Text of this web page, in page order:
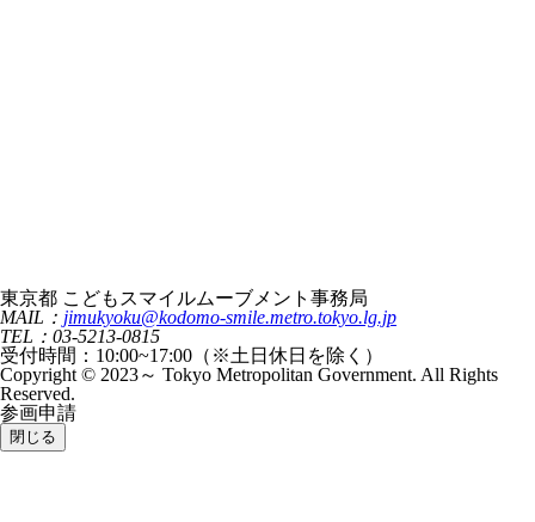
東京都 こどもスマイルムーブメント事務局
MAIL： jimukyoku@kodomo-smile.metro.tokyo.lg.jp
TEL：03-5213-0815
受付時間：10:00~17:00（※土日休日を除く）
Copyright © 2023～ Tokyo Metropolitan Government. All Rights
Reserved.
参画申請
閉じる